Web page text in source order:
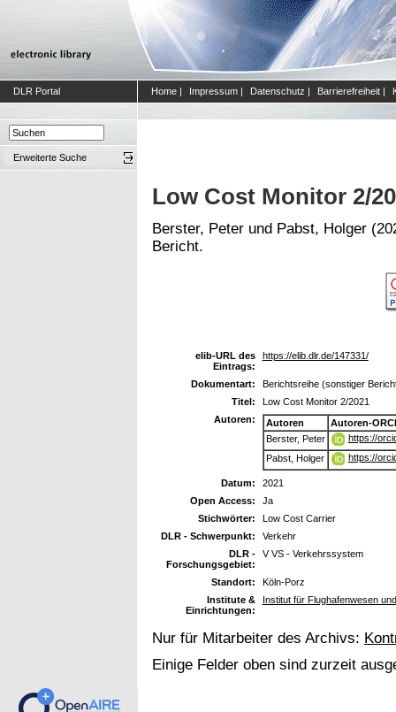
DLR Portal Home | Impressum | Datenschutz | Barrierefreiheit |
Erweiterte Suche
Low Cost Monitor 2/
Berster, Peter und Pabst, Holger
Bericht.
elib-URL des
Eintrags:
https://elib.dlr.de/147331/
Dokumentart:
Berichtsreihe (sonstiger
Titel:
Low Cost Monitor 2/2021
Autoren:
Autoren
Autoren-
Berster, Peter
https://
Pabst, Holger
https://
Datum:
2021
Open Access:
Ja
Stichwörter:
Low Cost Carrier
DLR - Schwerpunkt:
Verkehr
DLR -
Forschungsgebiet:
V VS - Verkehrssystem
Standort:
Köln-Porz
Institute &
Einrichtungen:
Institut für Flughafenwesen
Nur für Mitarbeiter des Archivs:
Einige Felder oben sind zurzeit